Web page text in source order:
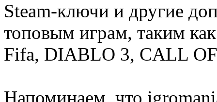
Steam-ключи и другие
топовым играм, таким
Fifa, DIABLO 3, CALL
Напоминаем, что